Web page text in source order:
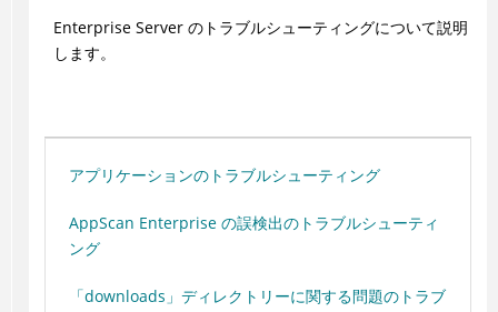
Enterprise Server のトラブルシューティングについて説明
します。
アプリケーションのトラブルシューティング
AppScan Enterprise の誤検出のトラブルシューティ
ング
「downloads」ディレクトリーに関する問題のトラブ